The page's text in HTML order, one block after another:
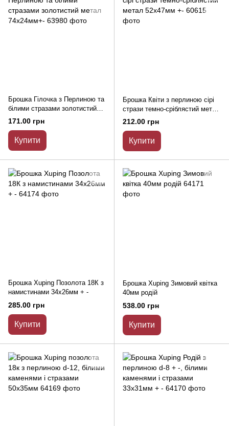
Брошка Гілочка з Перлиною та
білими стразами золотистий
метал 74х24мм+-
171.00 грн
Купити
Брошка Квіти з перлиною сірі
стрази темно-сріблястий метал
52х47мм +-
212.00 грн
Купити
Брошка Xuping Позолота 18К з
намистинами 34х26мм + -
285.00 грн
Купити
Брошка Xuping Зимовий квітка
40мм родій
538.00 грн
Купити